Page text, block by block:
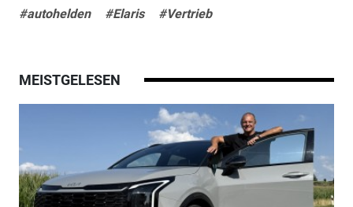
#autohelden #Elaris #Vertrieb
MEISTGELESEN